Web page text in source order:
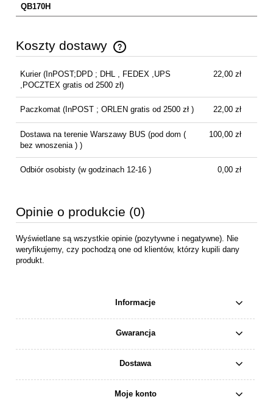
QB170H
Koszty dostawy
Cena nie zawiera ewentualnych kosztów płatności
Kurier (InPOST;DPD ; DHL , FEDEX ,UPS
,POCZTEX gratis od 2500 zł)
22,00 zł
Paczkomat (InPOST ; ORLEN gratis od 2500 zł ) 22,00 zł
Dostawa na terenie Warszawy BUS (pod dom (
bez wnoszenia ) )
100,00 zł
Odbiór osobisty(w godzinach 12-16 ) 0,00 zł
Opinie o produkcie (0)
Wyświetlane są wszystkie opinie (pozytywne i negatywne). Nie
weryfikujemy, czy pochodzą one od klientów, którzy kupili dany
produkt.
Informacje
Gwarancja
Dostawa
Moje konto